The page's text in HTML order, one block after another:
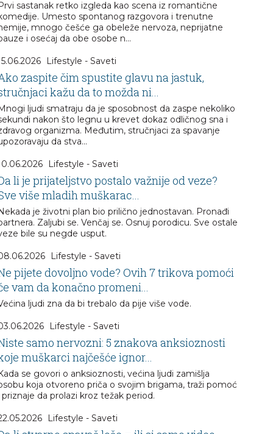
sastanak retko izgleda kao scena iz romantične
Umesto spontanog razgovora i trenutne
mnogo češće ga obeleže nervoza, neprijatne
i osećaj da obe osobe n...
Lifestyle - Saveti
zaspite čim spustite glavu na jastuk,
kažu da to možda ni...
ljudi smatraju da je sposobnost da zaspe nekoliko
nakon što legnu u krevet dokaz odličnog sna i
organizma. Međutim, stručnjaci za spavanje
da stva...
Lifestyle - Saveti
li je prijateljstvo postalo važnije od veze?
više mladih muškarac...
je životni plan bio prilično jednostavan. Pronađi
Zaljubi se. Venčaj se. Osnuj porodicu. Sve ostale
bile su negde usput.
Lifestyle - Saveti
pijete dovoljno vode? Ovih 7 trikova pomoći
vam da konačno promeni...
ljudi zna da bi trebalo da pije više vode.
Lifestyle - Saveti
samo nervozni: 5 znakova anksioznosti
muškarci najčešće ignor...
se govori o anksioznosti, većina ljudi zamišlja
koja otvoreno priča o svojim brigama, traži pomoć
priznaje da prolazi kroz težak period.
Lifestyle - Saveti